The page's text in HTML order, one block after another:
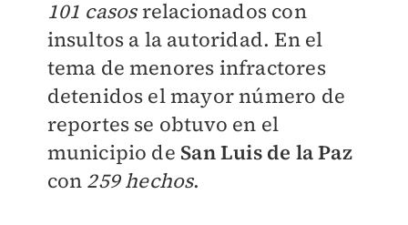
101 casosrelacionados con
insultos a la autoridad. En el
tema de menores infractores
detenidos el mayor número de
reportes se obtuvo en el
municipio de San Luis de la Paz
con 259 hechos.